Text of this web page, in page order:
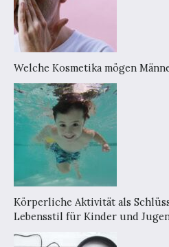
Welche Kosmetika mögen
Körperliche Aktivität als
Lebensstil für Kinder und